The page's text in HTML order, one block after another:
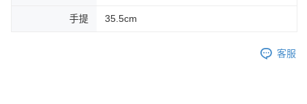
手提 35.5cm
客服